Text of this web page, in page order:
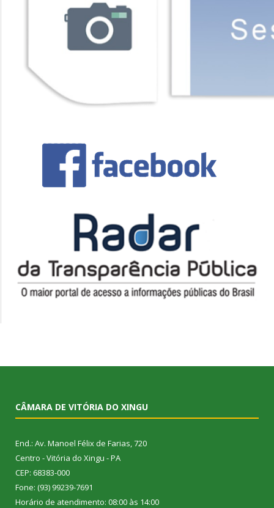
CÂMARA DE VITÓRIA DO XINGU
End.: Av. Manoel Félix de Farias, 720
Centro - Vitória do Xingu - PA
CEP: 68383-000
Fone: (93) 99239-7691
Horário de atendimento: 08:00 às 14:00